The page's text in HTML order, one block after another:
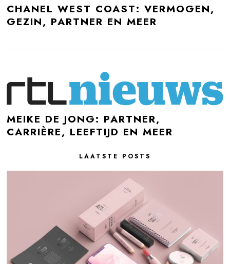
CHANEL WEST COAST: VERMOGEN,
GEZIN, PARTNER EN MEER
MEIKE DE JONG: PARTNER,
CARRIÈRE, LEEFTIJD EN MEER
LAATSTE POSTS